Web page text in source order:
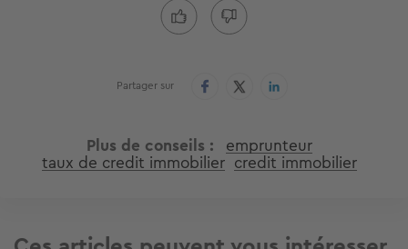
Partager sur
Plus de conseils emprunteur
taux de credit immobilier credit immobilier